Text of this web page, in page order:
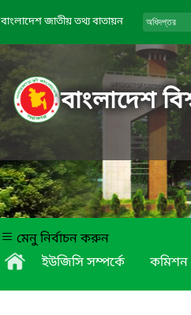
বাংলাদেশ জাতীয় তথ্য বাতায়ন
বাংলাদেশ
মেনু নির্বাচন করুন
ইউজিসি সম্পর্কে
কমিশন